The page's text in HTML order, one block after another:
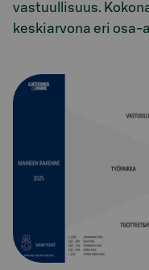
vastuullisuus.
keskiarvona eri osa-